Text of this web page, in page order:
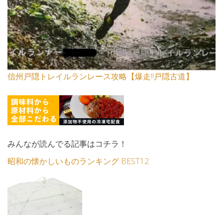
信州戸隠トレイルランレース攻略【爆走!!戸隠古道】
みんなが読んでる記事はコチラ！
昭和の懐かしいものランキング BEST12